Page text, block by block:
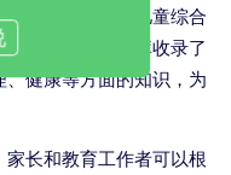
以上功能外，儿童综合
能。这个数据库收录了
健康等方面的知识，为
长和教育工作者可以根